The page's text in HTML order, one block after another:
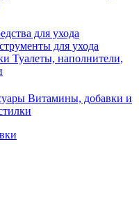
для ухода
для ухода
Туалеты, наполнители,
Витамины, добавки и